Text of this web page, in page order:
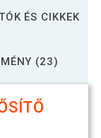
ÉS CIKKEK
(23)